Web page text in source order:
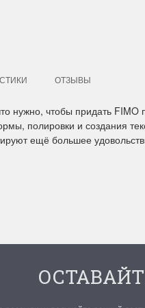
Willow
ОТЗЫВЫ
нужно, чтобы придать
полировки и создания
ещё большее